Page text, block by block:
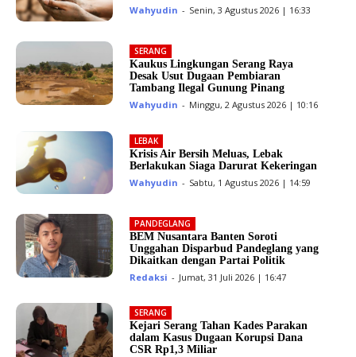
Wahyudin - Senin, 3 Agustus 2026 | 16:33
SERANG
Kaukus Lingkungan Serang Raya
Desak Usut Dugaan Pembiaran
Tambang Ilegal Gunung Pinang
Wahyudin - Minggu, 2 Agustus 2026 | 10:16
LEBAK
Krisis Air Bersih Meluas, Lebak
Berlakukan Siaga Darurat Kekeringan
Wahyudin - Sabtu, 1 Agustus 2026 | 14:59
PANDEGLANG
BEM Nusantara Banten Soroti
Unggahan Disparbud Pandeglang yang
Dikaitkan dengan Partai Politik
Redaksi - Jumat, 31 Juli 2026 | 16:47
SERANG
Kejari Serang Tahan Kades Parakan
dalam Kasus Dugaan Korupsi Dana
CSR Rp1,3 Miliar